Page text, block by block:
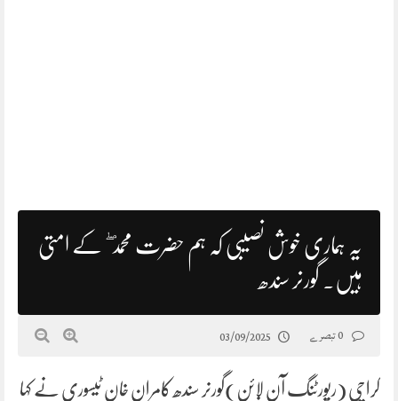
یہ ہماری خوش نصیبی کہ ہم حضرت محمد ۖ کے امتی
ہیں۔ گورنر سندھ
03/09/2025
کراچی (رپورٹنگ آن لائن)گورنر سندھ کامران خان ٹیسوری نے کہا